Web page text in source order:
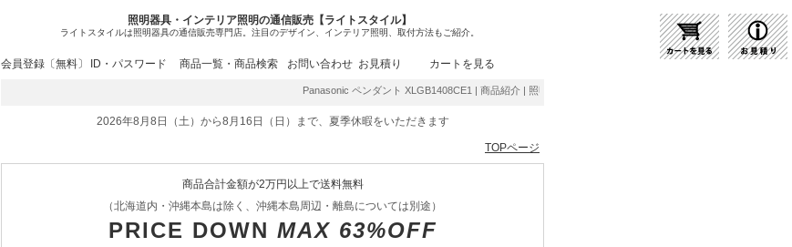
照明器具・インテリア照明の通信販売【ライトスタイル】
ライトスタイルは照明器具の通信販売専門店。注目のデザイン、インテリア照明、取付方法もご紹介。
会員登録〔無料〕 ID・パスワード 商品一覧・商品検索 お問い合わせ お見積り カートを見る
Panasonic ペンダント XLGB1408CE1 | 商品紹介 | 照明器具の通販・インテリア照明の通信販売【ライトスタイル
2026年8月8日（土）から8月16日（日）まで、夏季休暇をいただきます
TOPページ
商品合計金額が2万円以上で送料無料
（北海道内・沖縄本島は除く、沖縄本島周辺・離島については別途）
PRICE DOWN MAX 63%OFF